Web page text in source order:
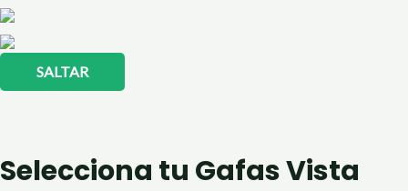
SALTAR
Selecciona tu Gafas Vista